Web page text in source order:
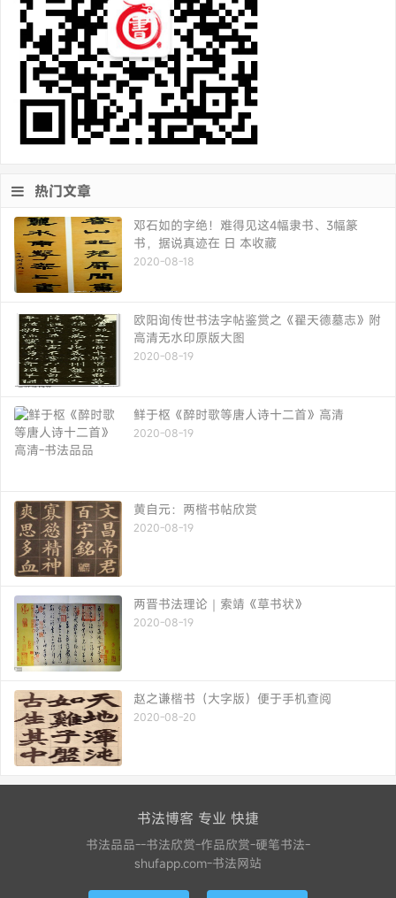
热门文章
邓石如的字绝！难得见这4幅隶书、3幅篆
书，据说真迹在 日 本收藏
2020-08-18
欧阳询传世书法字帖鉴赏之《翟天德墓志》附
高清无水印原版大图
2020-08-19
鲜于枢《醉时歌等唐人诗十二首》高清
2020-08-19
黄自元：两楷书帖欣赏
2020-08-19
两晋书法理论｜索靖《草书状》
2020-08-19
赵之谦楷书（大字版）便于手机查阅
2020-08-20
书法博客 专业 快捷
书法品品--书法欣赏-作品欣赏-硬笔书法-
shufapp.com-书法网站